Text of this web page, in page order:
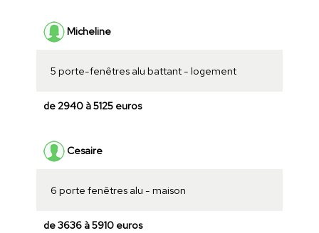
Micheline
5 porte-fenêtres alu battant - logement
de 2940 à 5125 euros
Cesaire
6 porte fenêtres alu - maison
de 3636 à 5910 euros